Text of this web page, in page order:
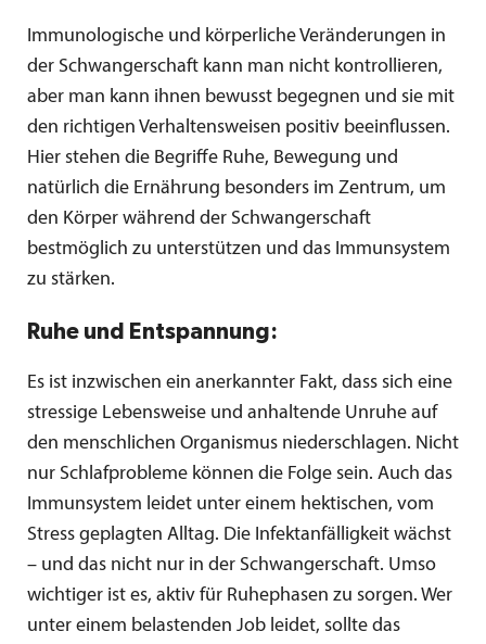
Immunologische und körperliche Veränderungen in
der Schwangerschaft kann man nicht kontrollieren,
aber man kann ihnen bewusst begegnen und sie mit
den richtigen Verhaltensweisen positiv beeinflussen.
Hier stehen die Begriffe Ruhe, Bewegung und
natürlich die Ernährung besonders im Zentrum, um
den Körper während der Schwangerschaft
bestmöglich zu unterstützen und das Immunsystem
zu stärken.
Ruhe und Entspannung:
Es ist inzwischen ein anerkannter Fakt, dass sich eine
stressige Lebensweise und anhaltende Unruhe auf
den menschlichen Organismus niederschlagen. Nicht
nur Schlafprobleme können die Folge sein. Auch das
Immunsystem leidet unter einem hektischen, vom
Stress geplagten Alltag. Die Infektanfälligkeit wächst
– und das nicht nur in der Schwangerschaft. Umso
wichtiger ist es, aktiv für Ruhephasen zu sorgen. Wer
unter einem belastenden Job leidet, sollte das